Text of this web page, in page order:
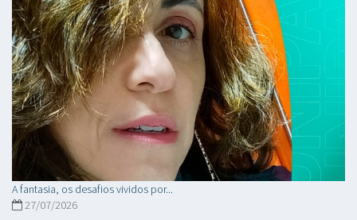
A fantasia, os desafios vividos por...
27/07/2026